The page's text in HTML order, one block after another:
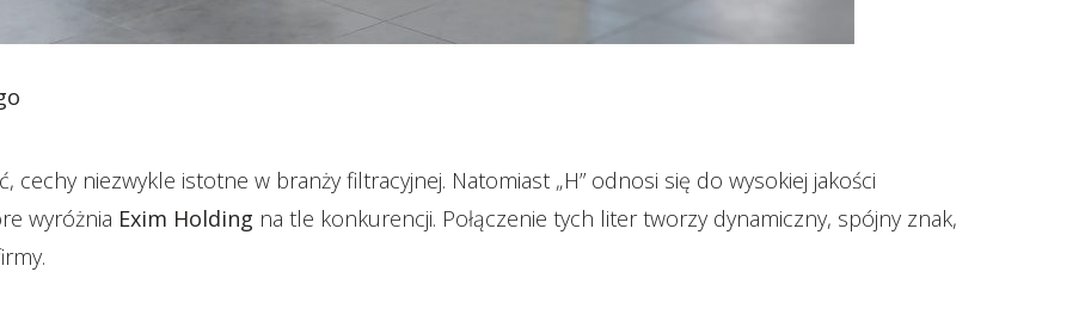
cechy niezwykle istotne w branży filtracyjnej. Natomiast „H” odnosi się do wysokiej jakości
wyróżnia Exim Holding na tle konkurencji. Połączenie tych liter tworzy dynamiczny, spójny znak,